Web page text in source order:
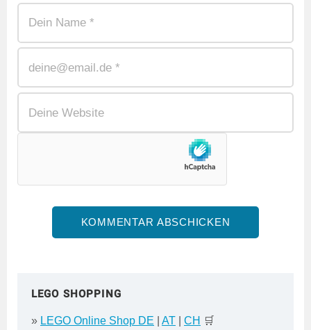
LEGO SHOPPING
» LEGO Online Shop DE AT CH 🛒